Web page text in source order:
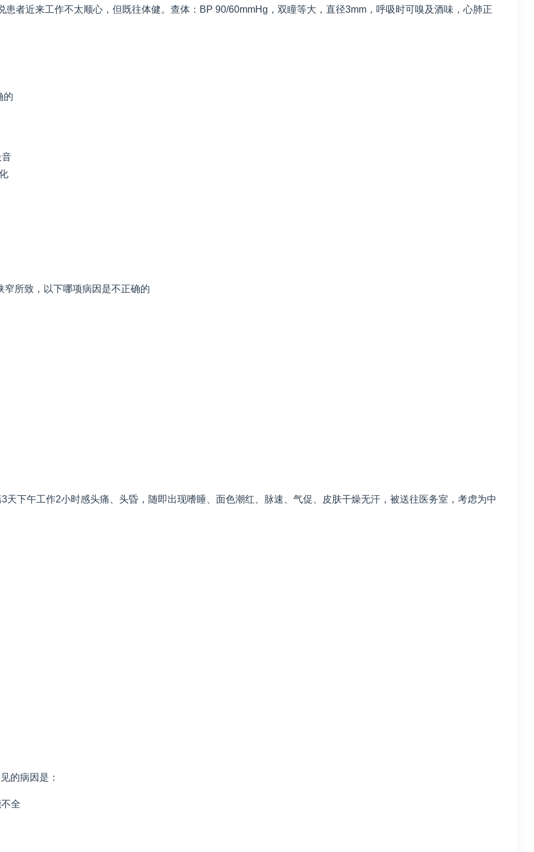
者近来工作不太顺心，但既往体健。查体： BP 90/60mmHg ，双瞳等大，直径3mm ，呼吸时可嗅及酒味，心肺正
的
音
所致，以下哪项病因是不正确的
3天下午工作2小时感头痛、头昏，随即出现嗜睡、面色潮红、脉速、气促、皮肤干燥无汗，被送往医务室，考虑为中
的病因是：
全